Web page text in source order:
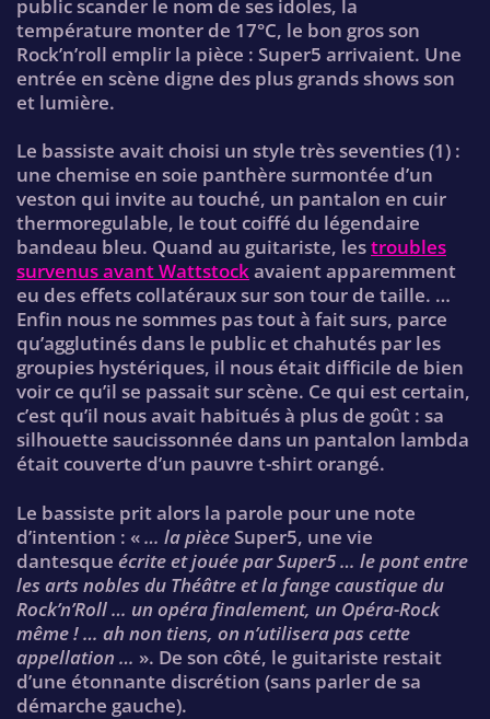
public scander le nom de ses idoles, la
température monter de 17°C, le bon gros son
Rock’n’roll emplir la pièce : Super5 arrivaient. Une
entrée en scène digne des plus grands shows son
et lumière.
Le bassiste avait choisi un style très seventies (1) :
une chemise en soie panthère surmontée d’un
veston qui invite au touché, un pantalon en cuir
thermoregulable, le tout coiffé du légendaire
bandeau bleu. Quand au guitariste, lestroubles
survenus avant Wattstockavaient apparemment
eu des effets collatéraux sur son tour de taille. …
Enfin nous ne sommes pas tout à fait surs, parce
qu’agglutinés dans le public et chahutés par les
groupies hystériques, il nous était difficile de bien
voir ce qu’il se passait sur scène. Ce qui est certain,
c’est qu’il nous avait habitués à plus de goût : sa
silhouette saucissonnée dans un pantalon lambda
était couverte d’un pauvre t-shirt orangé.
Le bassiste prit alors la parole pour une note
d’intention : «… la pièceSuper5, une vie
dantesque écrite et jouée par Super5 … le pont entre
les arts nobles du Théâtre et la fange caustique du
Rock’n’Roll … un opéra finalement, un Opéra-Rock
même ! … ah non tiens, on n’utilisera pas cette
appellation … ». De son côté, le guitariste restait
d’une étonnante discrétion (sans parler de sa
démarche gauche).